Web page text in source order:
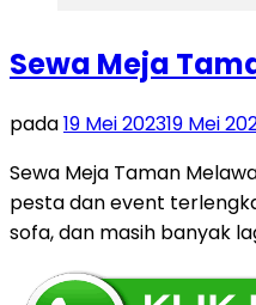
Sewa Meja
pada19 Mei 202319 Mei
Sewa Meja Taman
pesta dan event
sofa, dan masih banyak